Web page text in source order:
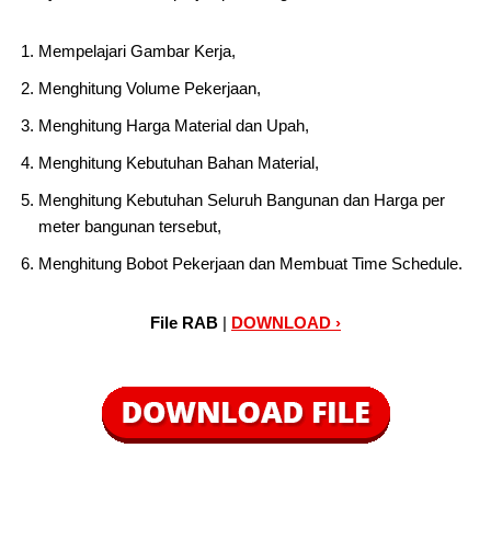
Mempelajari Gambar Kerja,
Menghitung Volume Pekerjaan,
Menghitung Harga Material dan Upah,
Menghitung Kebutuhan Bahan Material,
Menghitung Kebutuhan Seluruh Bangunan dan Harga per
meter bangunan tersebut,
Menghitung Bobot Pekerjaan dan Membuat Time Schedule.
File RAB | DOWNLOAD ›